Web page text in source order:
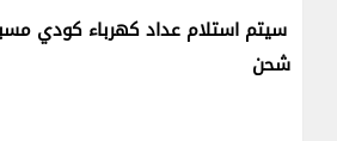
سيتم استلام عداد كهرباء كودي
شحن